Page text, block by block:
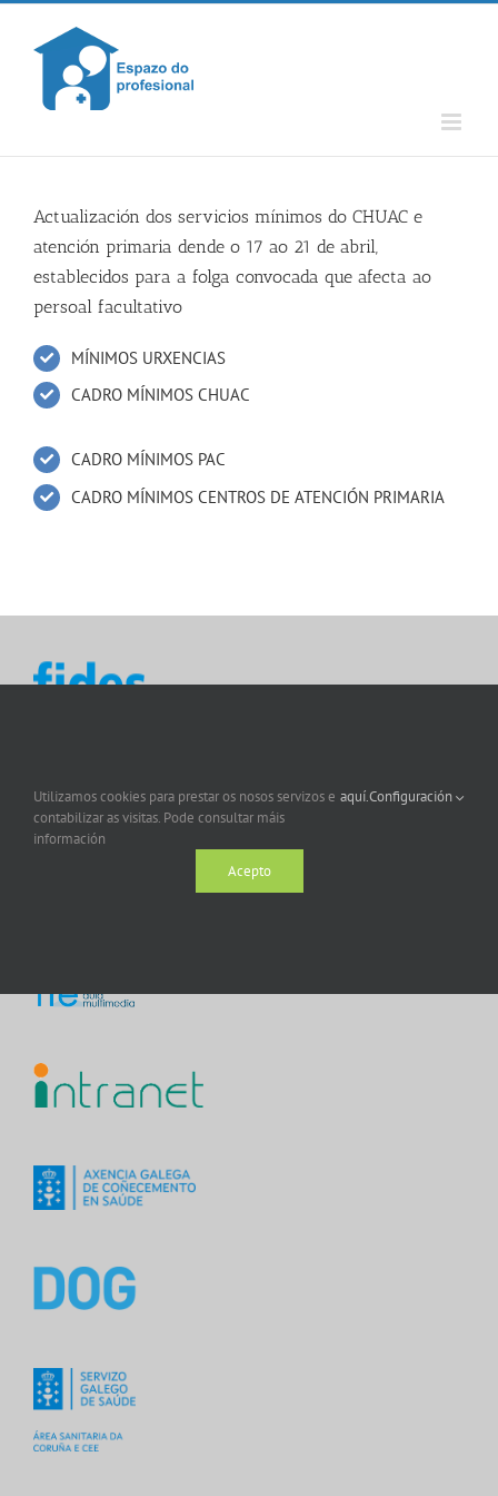
Skip
content
Actualización dos servicios mínimos do CHUAC e
atención primaria dende o 17 ao 21 de abril,
establecidos para a folga convocada que afecta ao
persoal facultativo
MÍNIMOS URXENCIAS
CADRO MÍNIMOS CHUAC
CADRO MÍNIMOS PAC
CADRO MÍNIMOS CENTROS DE ATENCIÓN PRIMARIA
Utilizamos cookies para prestar os nosos servizos e
contabilizar as visitas. Pode consultar máis
información
aquí.Configuración
Acepto